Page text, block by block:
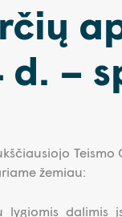
d. –
žemiau:
lygiomis dalimis